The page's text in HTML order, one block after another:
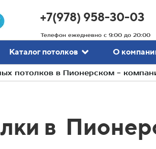
+7(978) 958-30-03
Телефон ежедневно с 9:00 до 20:00
Каталог потолков О
потолков в Пионерском -
в